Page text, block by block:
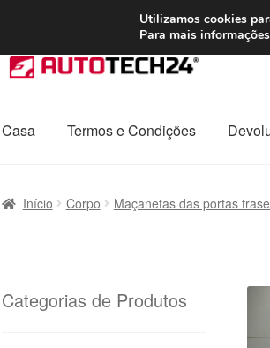
ENVIO a partir
Ir
para
navegação
Saltar
para
conteúdo
Casa Termos e Condições
Início Corpo Maçanetas das portas
Categorias de Produtos
Utilizamos cookies
Para mais